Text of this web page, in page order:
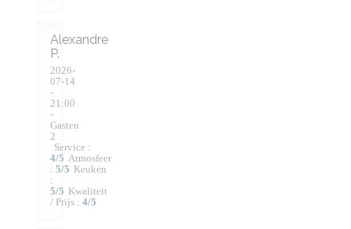
Alexandre
P
2026-
07-14
-
21:00
-
Gasten
2
Service :
4/5 Atmosfeer
: 5/5 Keuken
:
5/5 Kwaliteit
/ Prijs : 4/5